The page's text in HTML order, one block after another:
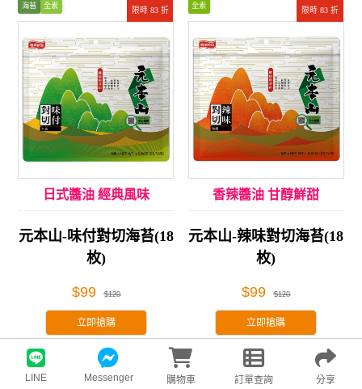
限時 83 折
海苔 全素
日式醬油 經典風味
元本山-味付對切海苔(18
枚)
$99 $120
立即搶購
限時 83 折
全素
香辣醬油 甘醇鮮甜
元本山-辣味對切海苔(18
枚)
$99 $120
立即搶購
全素
LINE Messenger 購物車 訂單查詢 分享